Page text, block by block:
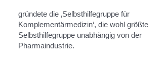
gründete die ‚Selbsthilfegruppe für
Komplementärmedizin‘, die wohl größte
Selbsthilfegruppe unabhängig von der
Pharmaindustrie.